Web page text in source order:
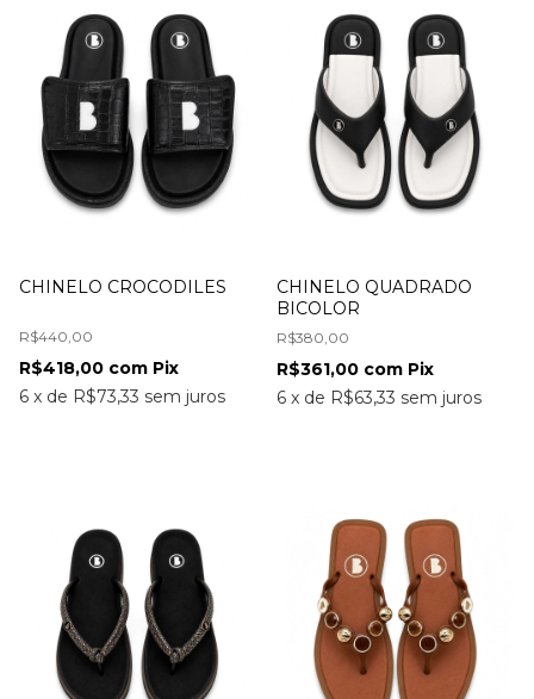
CHINELO CROCODILES
R$440,00
6 x de R$73,33 sem juros
R$418,00 com Pix
CHINELO QUADRADO
BICOLOR
R$380,00
6 x de R$63,33 sem juros
R$361,00 com Pix